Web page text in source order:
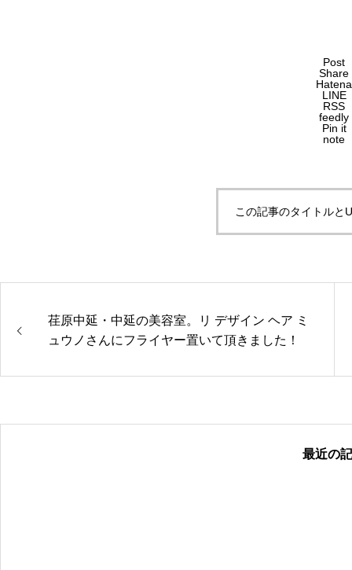
Post
Share
Hatena
LINE
RSS
feedly
Pin it
note
この記事のタイトルと
荏原中延・中延の美容室。リ デザイン ヘア ミ
ュウノさんにフライヤー置いて頂きました！
最近の